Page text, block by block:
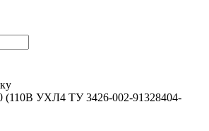
(110В УХЛ4 ТУ 3426-002-91328404-